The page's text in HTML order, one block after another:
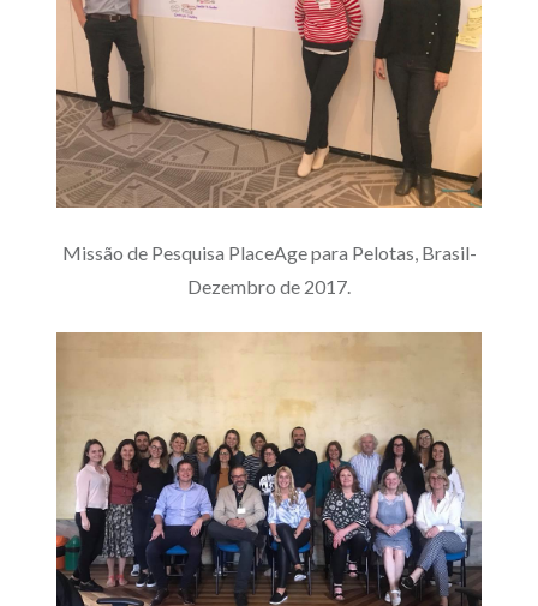
Missão de Pesquisa PlaceAge para Pelotas, Brasil-
Dezembro de 2017.